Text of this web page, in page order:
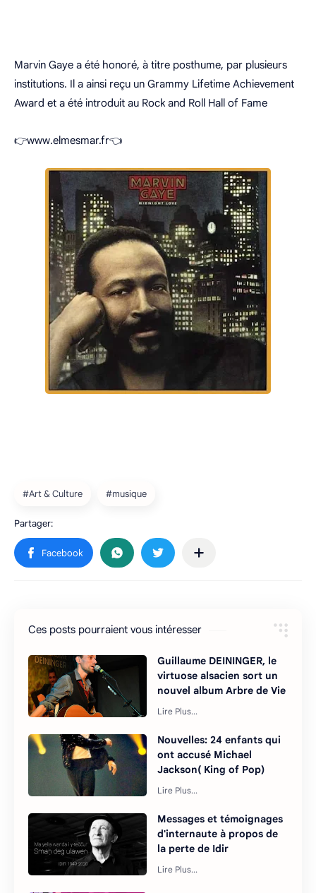
Marvin Gaye a été honoré, à titre posthume, par plusieurs
institutions. Il a ainsi reçu un Grammy Lifetime Achievement
Award et a été introduit au Rock and Roll Hall of Fame
👉www.elmesmar.fr👈
Ces posts pourraient vous intéresser
Guillaume DEININGER, le
virtuose alsacien sort un
nouvel album Arbre de Vie
Nouvelles: 24 enfants qui
ont accusé Michael
Jackson( King of Pop)
Messages et témoignages
d'internaute à propos de
la perte de Idir